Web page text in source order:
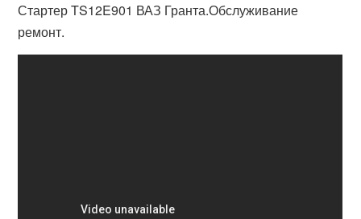
Стартер TS12E901 ВАЗ Гранта.Обслуживание
ремонт.